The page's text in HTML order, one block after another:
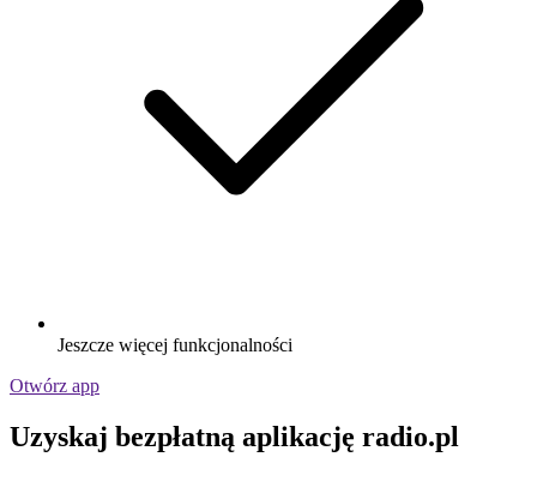
Jeszcze więcej funkcjonalności
Otwórz app
Uzyskaj bezpłatną aplikację radio.pl